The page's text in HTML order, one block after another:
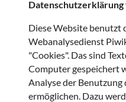
Diese Website benutzt
Webanalysedienst
"Cookies". Das sind
Computer gespeichert
Analyse der Benutzung
ermöglichen. Dazu